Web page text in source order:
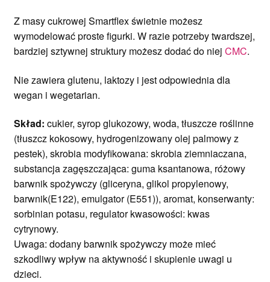
Z masy cukrowej Smartflex świetnie możesz
wymodelować proste figurki. W razie potrzeby twardszej,
bardziej sztywnej struktury możesz dodać do niej CMC.
Nie zawiera glutenu, laktozy i jest odpowiednia dla
wegan i wegetarian.
Skład: cukier, syrop glukozowy, woda, tłuszcze roślinne
(tłuszcz kokosowy, hydrogenizowany olej palmowy z
pestek), skrobia modyfikowana: skrobia ziemniaczana,
substancja zagęszczająca: guma ksantanowa, różowy
barwnik spożywczy (gliceryna, glikol propylenowy,
barwnik(E122), emulgator (E551)), aromat, konserwanty:
sorbinian potasu, regulator kwasowości: kwas
cytrynowy.
Uwaga: dodany barwnik spożywczy może mieć
szkodliwy wpływ na aktywność i skupienie uwagi u
dzieci.